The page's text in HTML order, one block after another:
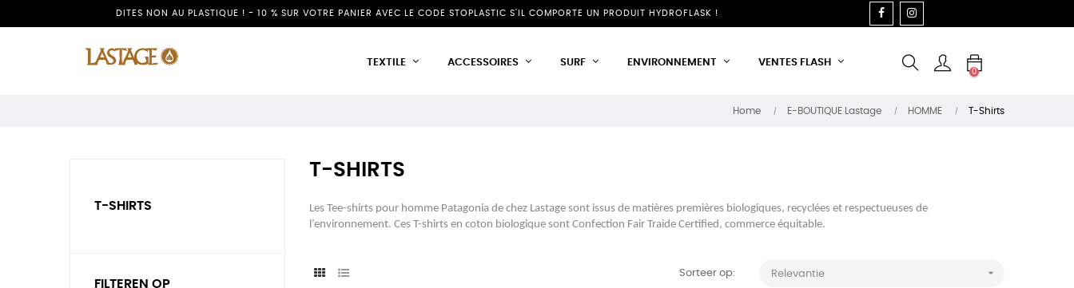
DITES NON AU PLASTIQUE ! - 10 % SUR VOTRE PANIER AVEC LE CODE STOPLASTIC S'IL COMPORTE UN PRODUIT HYDROFLASK ! FACEBOOK
TEXTILE ACCESSOIRES SURF ENVIRONNEMENT VENTES FLASH
0
Home E-BOUTIQUE Lastage HOMME T-Shirts
T-SHIRTS
FILTEREN OP
T-SHIRTS
Les Tee-shirts pour homme Patagonia de chez Lastage sont issus de matières premières biologiques, recyclées et respectueuses de
l’environnement. Ces T-shirts en coton biologique sont Confection Fair Traide Certified, commerce équitable.
Sorteer op: Relevantie 